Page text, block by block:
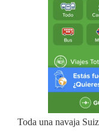
Toda una navaja